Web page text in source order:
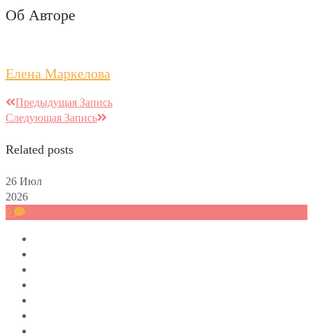
Об Авторе
Елена Маркелова
Предыдущая Запись
Следующая Запись
Related posts
26 Июл
2026
0